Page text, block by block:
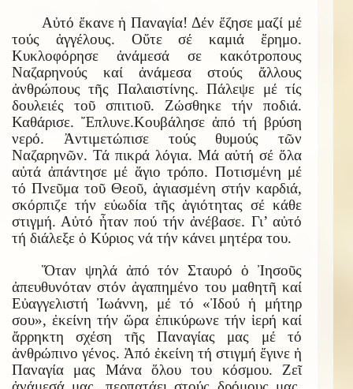
Αὐτό ἔκανε ἡ Παναγία! Δέν ἔζησε μαζί μέ
τούς ἀγγέλους. Οὔτε σέ καμιά ἔρημο.
Κυκλοφόρησε ἀνάμεσά σε κακότροπους
Ναζαρηνούς καί ἀνάμεσα στούς ἄλλους
ἀνθρώπους τῆς Παλαιστίνης. Πάλεψε μέ τίς
δουλειές τοῦ σπιτιοῦ. Ζώσθηκε τήν ποδιά.
Καθάρισε. Ἔπλυνε.Κουβάλησε ἀπό τή βρύση
νερό. Ἀντιμετώπισε τούς θυμούς τῶν
Ναζαρηνῶν. Τά πικρά λόγια. Μά αὐτή σέ ὅλα
αὐτά ἀπάντησε μέ ἅγιο τρόπο. Ποτισμένη μέ
τό Πνεῦμα τοῦ Θεοῦ, ἁγιασμένη στήν καρδιά,
σκόρπιζε τήν εὐωδία τῆς ἁγιότητας σέ κάθε
στιγμή. Αὐτό ἦταν πού τήν ἀνέβασε. Γι’ αὐτό
τή διάλεξε ὁ Κύριος νά τήν κάνει μητέρα του.
Ὅταν ψηλά ἀπό τόν Σταυρό ὁ Ἰησοῦς
ἀπευθυνόταν στόν ἀγαπημένο του μαθητῆ καί
Εὐαγγελιστή Ἰωάννη, μέ τό «Ἰδού ἡ μήτηρ
σου», ἐκείνη τήν ὥρα ἐπικύρωνε τήν ἱερή καί
ἄρρηκτη σχέση τῆς Παναγίας μας μέ τό
ἀνθρώπινο γένος. Ἀπό ἐκείνη τή στιγμή ἔγινε ἡ
Παναγία μας Μάνα ὅλου του κόσμου. Ζεῖ